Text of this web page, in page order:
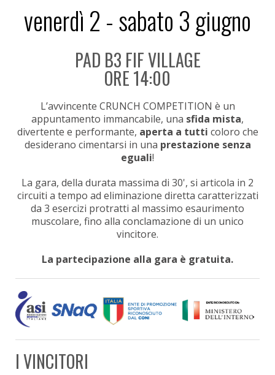
venerdì 2 - sabato 3 giugno
PAD B3 FIF VILLAGE
ORE 14:00
L’avvincente CRUNCH COMPETITION è un
appuntamento immancabile, una sfida mista,
divertente e performante, aperta a tutti coloro che
desiderano cimentarsi in una prestazione senza
eguali!
La gara, della durata massima di 30', si articola in 2
circuiti a tempo ad eliminazione diretta caratterizzati
da 3 esercizi protratti al massimo esaurimento
muscolare, fino alla conclamazione di un unico
vincitore.
La partecipazione alla gara è gratuita.
I VINCITORI